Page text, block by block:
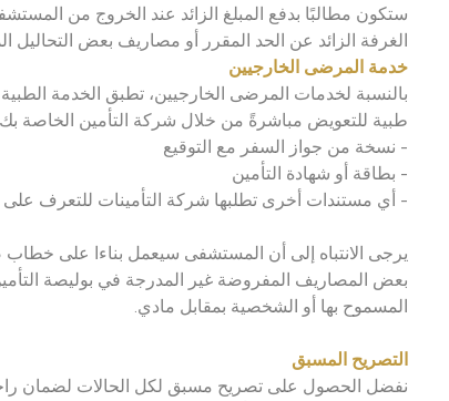
ستكون مطالبًا بدفع المبلغ الزائد عند الخروج من
الغرفة الزائد عن الحد المقرر أو مصاريف بعض التحاليل
خدمة المرضى الخارجيين
بالنسبة لخدمات المرضى الخارجيين، تطبق الخدمة
طبية للتعويض مباشرةً من خلال شركة التأمين الخاصة
- نسخة من جواز السفر مع التوقيع
- بطاقة أو شهادة التأمين
- أي مستندات أخرى تطلبها شركة التأمينات للتعرف على
يرجى الانتباه إلى أن المستشفى سيعمل بناءا على
بعض المصاريف المفروضة غير المدرجة في بوليصة
المسموح بها أو الشخصية بمقابل مادي.
التصريح المسبق
نفضل الحصول على تصريح مسبق لكل الحالات لضمان راحة